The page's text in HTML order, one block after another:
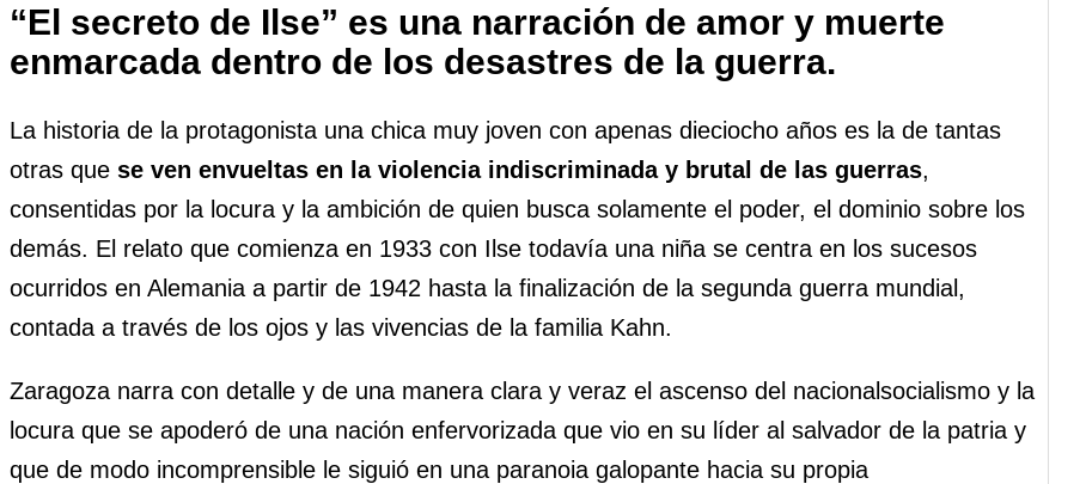
“El secreto de Ilse” es una narración de amor y muerte
enmarcada dentro de los desastres de la guerra.
La historia de la protagonista una chica muy joven con apenas dieciocho años es la de tantas
otras que se ven envueltas en la violencia indiscriminada y brutal de las guerras,
consentidas por la locura y la ambición de quien busca solamente el poder, el dominio sobre los
demás. El relato que comienza en 1933 con Ilse todavía una niña se centra en los sucesos
ocurridos en Alemania a partir de 1942 hasta la finalización de la segunda guerra mundial,
contada a través de los ojos y las vivencias de la familia Kahn.
Zaragoza narra con detalle y de una manera clara y veraz el ascenso del nacionalsocialismo y la
locura que se apoderó de una nación enfervorizada que vio en su líder al salvador de la patria y
que de modo incomprensible le siguió en una paranoia galopante hacia su propia